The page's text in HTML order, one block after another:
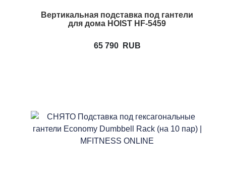
Вертикальная подставка под гантели
для дома HOIST HF-5459
65 790 RUB